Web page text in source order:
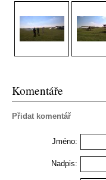
Komentáře
Přidat komentář
Jméno:
Nadpis: